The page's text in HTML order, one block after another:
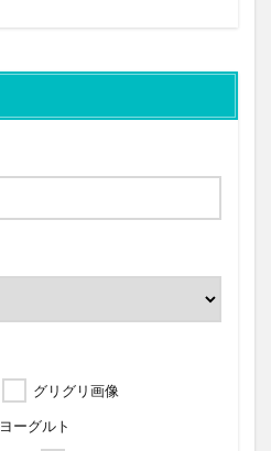
グリグリ画像
ヨーグルト